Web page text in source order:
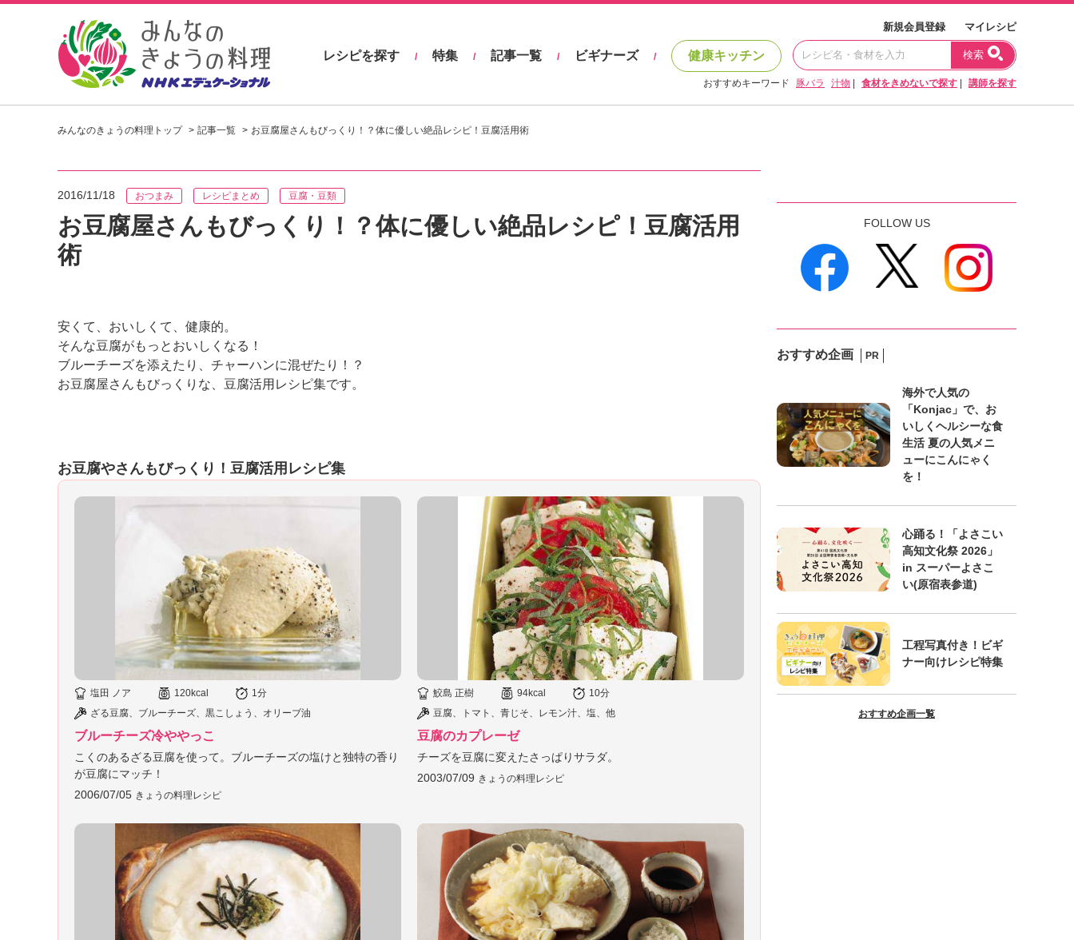
し
ピ
見
K
エ
シ
ョ
み
ん
な
の
き
ょ
う
の
」
新規会員登録 マイレシピ
レシピを探す / 特集 / 記事一覧 / ビギナーズ / 健康キッチン 検索
おすすめキーワード 豚バラ 汁物 食材をきめないで探す 講師を探す
みんなのきょうの料理トップ 記事一覧 お豆腐屋さんもびっくり！？体に優しい絶品レシピ！豆腐活用術
2016/11/18 おつまみ レシピまとめ 豆腐・豆類
お豆腐屋さんもびっくり！？体に優しい絶品レシピ！豆腐活用
術
安くて、おいしくて、健康的。
そんな豆腐がもっとおいしくなる！
ブルーチーズを添えたり、チャーハンに混ぜたり！？
お豆腐屋さんもびっくりな、豆腐活用レシピ集です。
お豆腐やさんもびっくり！豆腐活用レシピ集
塩田 ノア 120kcal
1分
ざる豆腐、ブルーチーズ、黒こしょう、オリーブ油
ブルーチーズ冷ややっこ
こくのあるざる豆腐を使って。ブルーチーズの塩けと独特の香り
が豆腐にマッチ！
2006/07/05 きょうの料理レシピ
鮫島 正樹 94kcal
10分
豆腐、トマト、青じそ、レモン汁、塩、他
豆腐のカプレーゼ
チーズを豆腐に変えたさっぱりサラダ。
2003/07/09 きょうの料理レシピ
FOLLOW US
おすすめ企画 PR
海外で人気の
「Konjac」で、お
いしくヘルシーな食
生活 夏の人気メニ
ューにこんにゃく
を！
心踊る！「よさこい
高知文化祭 2026」
in スーパーよさこ
い(原宿表参道)
工程写真付き！ビギ
ナー向けレシピ特集
おすすめ企画一覧